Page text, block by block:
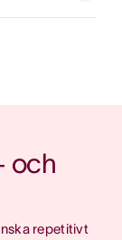
och
repetitivt